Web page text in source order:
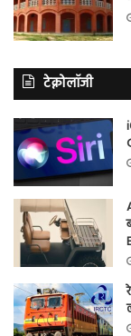
टेक्नोलॉजी